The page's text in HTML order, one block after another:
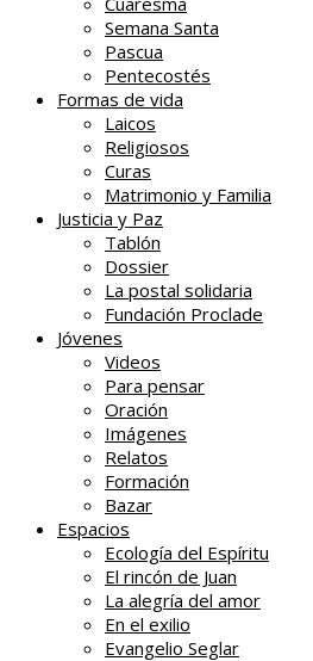
Semana Santa
Pascua
Pentecostés
Formas de vida
Laicos
Religiosos
Curas
Matrimonio y Familia
Justicia y Paz
Tablón
Dossier
La postal solidaria
Fundación Proclade
Jóvenes
Videos
Para pensar
Oración
Imágenes
Relatos
Formación
Bazar
Espacios
Ecología del Espíritu
El rincón de Juan
La alegría del amor
En el exilio
Evangelio Seglar